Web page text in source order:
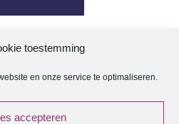
toestemming
en onze service te optimaliseren.
accepteren